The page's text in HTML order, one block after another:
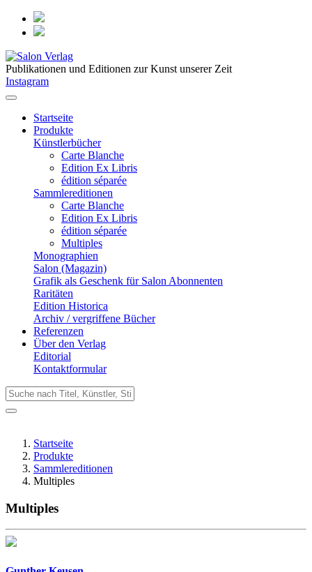
Publikationen und Editionen zur Kunst unserer Zeit
Instagram
Startseite
Produkte
Künstlerbücher
Carte Blanche
Edition Ex Libris
édition séparée
Sammlereditionen
Carte Blanche
Edition Ex Libris
édition séparée
Multiples
Monographien
Salon (Magazin)
Grafik als Geschenk für Salon Abonnenten
Raritäten
Edition Historica
Archiv / vergriffene Bücher
Referenzen
Über den Verlag
Editorial
Kontaktformular
Startseite
Produkte
Sammlereditionen
Multiples
Multiples